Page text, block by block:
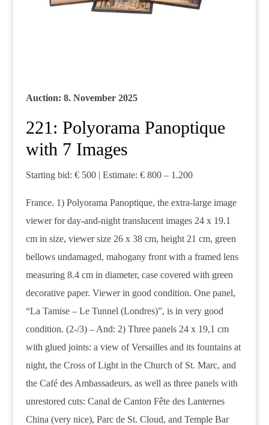
Auction: 8. November 2025
221: Polyorama Panoptique
with 7 Images
Starting bid: € 500 | Estimate: € 800 – 1.200
France. 1) Polyorama Panoptique, the extra-large image
viewer for day-and-night translucent images 24 x 19.1
cm in size, viewer size 26 x 38 cm, height 21 cm, green
bellows undamaged, mahogany front with a framed lens
measuring 8.4 cm in diameter, case covered with green
decorative paper. Viewer in good condition. One panel,
“La Tamise – Le Tunnel (Londres)”, is in very good
condition. (2-/3) – And: 2) Three panels 24 x 19,1 cm
with glued joints: a view of Versailles and its fountains at
night, the Cross of Light in the Church of St. Marc, and
the Café des Ambassadeurs, as well as three panels with
unrestored cuts: Canal de Canton Fête des Lanternes
China (very nice), Parc de St. Cloud, and Temple Bar